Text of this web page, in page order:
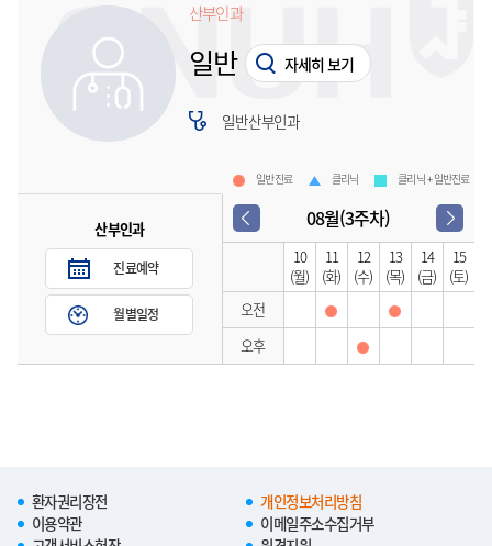
산부인과
일반 자세히 보기
일반산부인과
일반진료 클리닉 클리닉 + 일반진료
산부인과
진료예약
월별일정
08월(3주차)
10
(월)
11
(화)
12
(수)
13
(목)
14
(금)
15
(토)
오전
오후
환자권리장전
개인정보처리방침
이용약관
이메일주소수집거부